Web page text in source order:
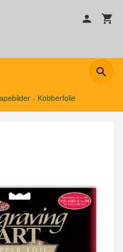
- Kobberfolie